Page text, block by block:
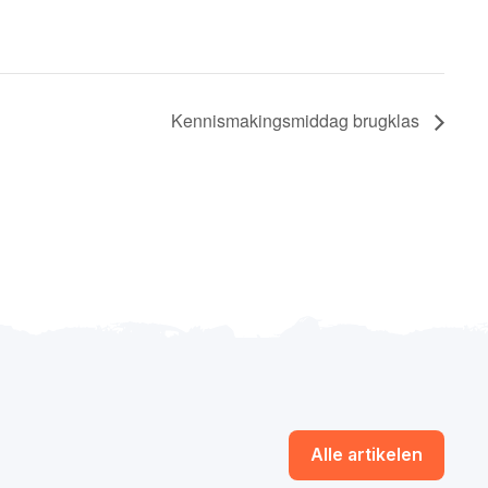
Kennismakingsmiddag brugklas
Alle artikelen